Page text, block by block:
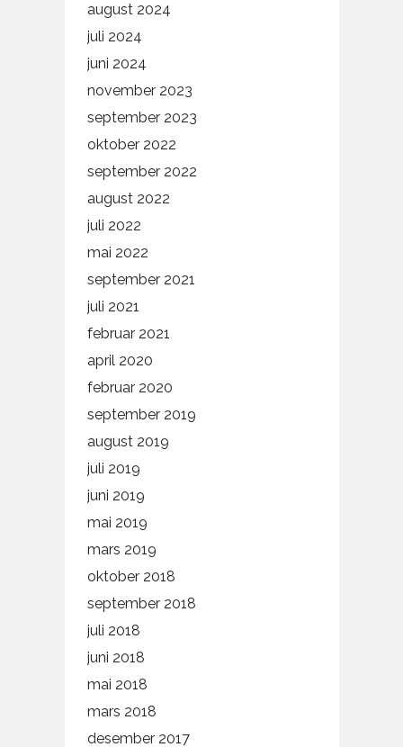
august 2024
juli 2024
juni 2024
november 2023
september 2023
oktober 2022
september 2022
august 2022
juli 2022
mai 2022
september 2021
juli 2021
februar 2021
april 2020
februar 2020
september 2019
august 2019
juli 2019
juni 2019
mai 2019
mars 2019
oktober 2018
september 2018
juli 2018
juni 2018
mai 2018
mars 2018
desember 2017